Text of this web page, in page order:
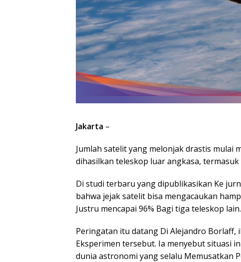
Jakarta –
Jumlah satelit yang melonjak drastis mulai
dihasilkan teleskop luar angkasa,
Di studi terbaru yang dipublikasikan Ke
bahwa jejak satelit bisa mengacaukan
Justru mencapai 96% Bagi tiga teleskop lain.
Peringatan itu datang Di Alejandro Borlaff,
Eksperimen tersebut. Ia menyebut situasi
dunia astronomi yang selalu Memusatkan